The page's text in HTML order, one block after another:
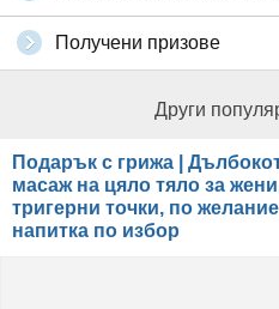
Получени призове
Други
Подарък с грижа |
масаж на цяло тяло за
тригерни точки, по
напитка по избор